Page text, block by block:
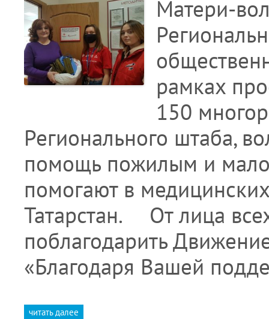
Матери-
рамках
150
Регионального штаба,
помощь пожилым и
помогают в
Татарстан. ⠀ От лица
поблагодарить
«Благодаря Вашей
читать далее